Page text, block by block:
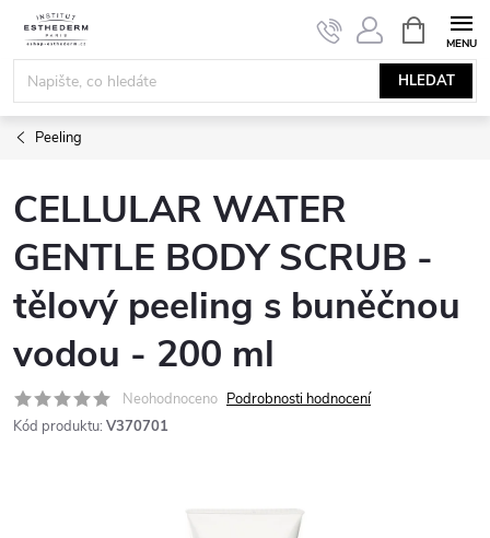
obsah
HLEDAT
NÁKUPNÍ
KOŠÍK
Peeling
CELLULAR WATER
GENTLE BODY SCRUB -
tělový peeling s buněčnou
vodou - 200 ml
Neohodnoceno Podrobnosti hodnocení
Kód produktu: V370701